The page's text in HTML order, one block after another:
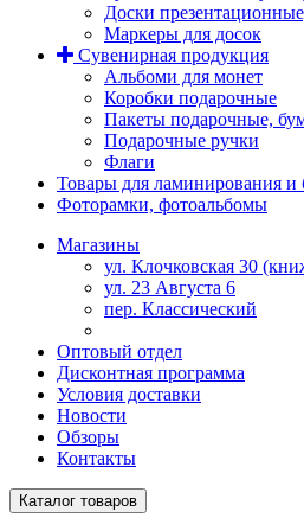
Доски
Маркеры для досок
Сувенирная продукция
Альбоми для монет
Коробки подарочные
Пакеты подарочные,
Подарочные ручки
Флаги
Товары для ламинирования и
Фоторамки, фотоальбомы
Магазины
ул. Клочковская 30
ул. 23 Августа 6
пер. Классический
Оптовый отдел
Дисконтная программа
Условия доставки
Новости
Обзоры
Контакты
Каталог товаров